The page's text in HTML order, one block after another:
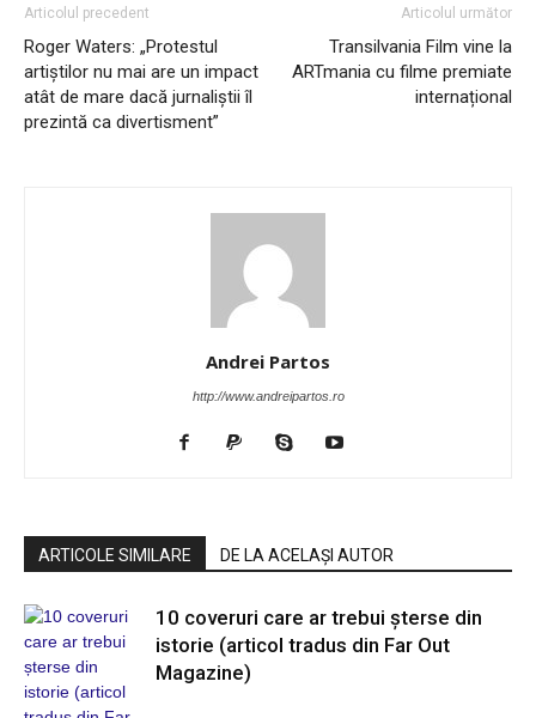
Articolul precedent
Roger Waters: „Protestul
artiștilor nu mai are un impact
atât de mare dacă jurnaliștii îl
prezintă ca divertisment”
Articolul următor
Transilvania Film vine la
ARTmania cu filme premiate
internațional
Andrei Partos
http://www.andreipartos.ro
ARTICOLE SIMILARE DE LA ACELAȘI AUTOR
10 coveruri care ar trebui șterse din
istorie (articol tradus din Far Out
Magazine)